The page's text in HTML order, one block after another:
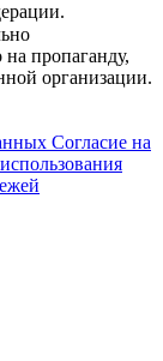
пропаганду,
организации.
Согласие на